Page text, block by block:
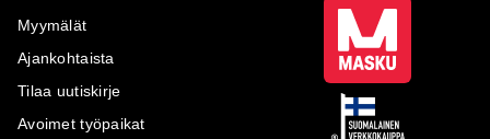
Myymälät
Ajankohtaista
Tilaa uutiskirje
Avoimet työpaikat